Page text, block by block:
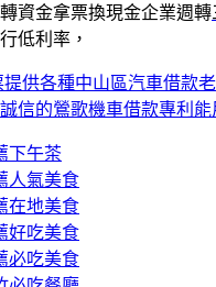
資金拿票換現金企業週轉
低利率，
提供各種中山區汽車借款
信的鶯歌機車借款專利
下午茶
人氣美食
在地美食
好吃美食
必吃美食